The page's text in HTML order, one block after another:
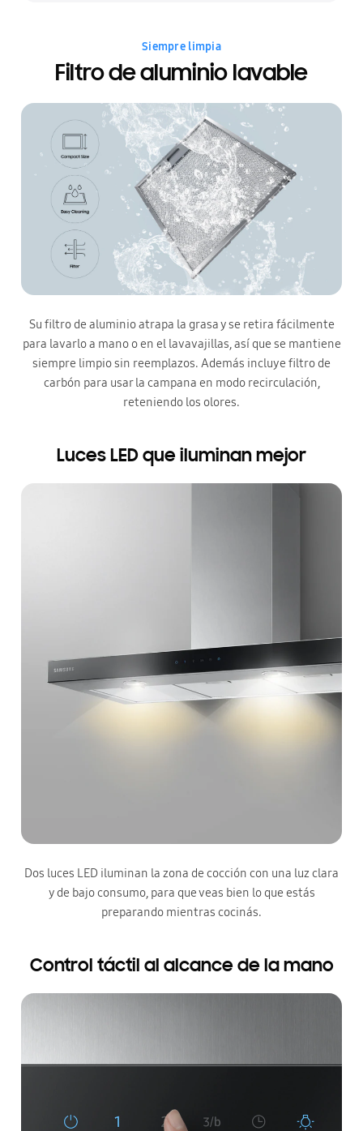
Siempre limpia
Filtro de aluminio lavable
Su filtro de aluminio atrapa la grasa y se retira fácilmente
para lavarlo a mano o en el lavavajillas, así que se mantiene
siempre limpio sin reemplazos. Además incluye filtro de
carbón para usar la campana en modo recirculación,
reteniendo los olores.
Luces LED que iluminan mejor
Dos luces LED iluminan la zona de cocción con una luz clara
y de bajo consumo, para que veas bien lo que estás
preparando mientras cocinás.
Control táctil al alcance de la mano